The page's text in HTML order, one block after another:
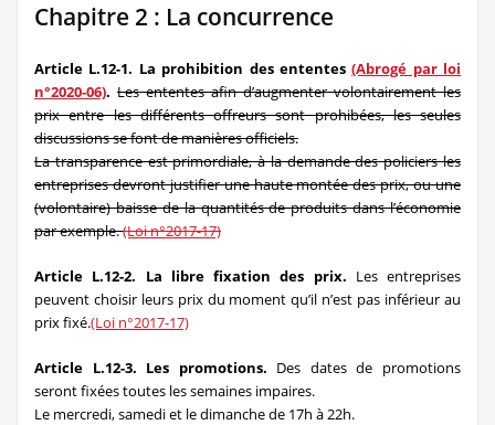
Chapitre 2 : La concurrence
Article L.12-1. La prohibition des ententes(Abrogé par loi
n°2020-06). Les ententes afin d’augmenter volontairement les
prix entre les différents offreurs sont prohibées, les seules
discussions se font de manières officiels.
La transparence est primordiale, à la demande des policiers les
entreprises devront justifier une haute montée des prix, ou une
(volontaire) baisse de la quantités de produits dans l’économie
par exemple.(Loi n°2017-17)
Article L.12-2. La libre fixation des prix. Les entreprises
peuvent choisir leurs prix du moment qu’il n’est pas inférieur au
prix fixé.(Loi n°2017-17)
Article L.12-3. Les promotions. Des dates de promotions
seront fixées toutes les semaines impaires.
Le mercredi, samedi et le dimanche de 17h à 22h.